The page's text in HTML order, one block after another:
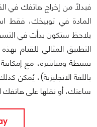
فبدلًا من إخراج هاتفك في
المادة في توبيخك، فقط
يلاحظ ستكون بدأت في
بسيطة ومباشرة، مع
باللغة الانجليزية)، يُمكن
ساعتك، أو نقلها على